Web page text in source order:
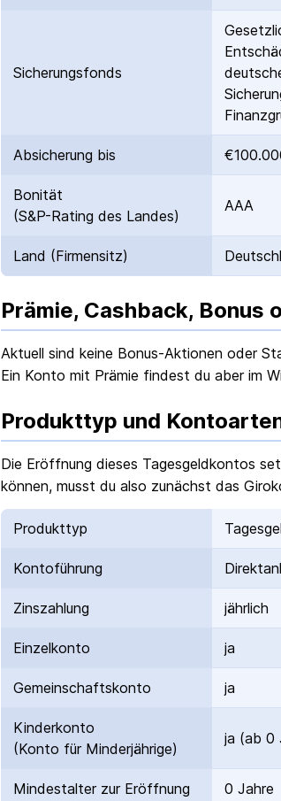
Sicherungs­fonds
Absicherung bis
Bonität
(S&P-Rating des Landes)
AAA
Land (Firmensitz)
Prämie, Cashback, Bonus
Aktuell sind keine Bonus-Aktionen oder
Ein Konto mit Prämie findest du aber im
Produkttyp und
Die Eröffnung dieses Tagesgeldkontos
können, musst du also zunächst das
Produkttyp
Kontoführung
Zinszahlung jährlich
Einzelkonto ja
Gemeinschafts­konto ja
Kinderkonto
(Konto für Minderjährige)
ja (ab 0
Mindestalter zur Eröffnung 0 Jahre